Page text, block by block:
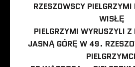
RZESZOWSCY PIELGRZYMI
WISŁĘ
PIELGRZYMI WYRUSZYLI
JASNĄ GÓRĘ W 49.